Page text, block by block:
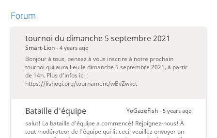
Forum
tournoi du dimanche 5 septembre 2021
Smart-Lion -4 years ago
Bonjour à tous, pensez à vous inscrire à notre prochain
tournoi qui aura lieu le dimanche 5 septembre 2021, à partir
de 14h. Plus d'infos ici :
https://lishogi.org/tournament/wBvZwkct
Bataille d'équipe YoGazeFish - 5 years ago
salut! La bataille d'équipe a commencé! Rejoignez-nous! À
tout modérateur de l'équipe qui lit ceci, veuillez envoyer un